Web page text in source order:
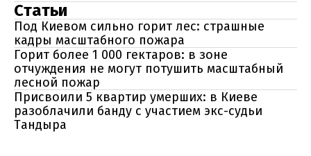
Статьи
Под Киевом сильно горит лес: страшные
кадры масштабного пожара
Горит более 1 000 гектаров: в зоне
отчуждения не могут потушить масштабный
лесной пожар
Присвоили 5 квартир умерших: в Киеве
разоблачили банду с участием экс-судьи
Тандыра